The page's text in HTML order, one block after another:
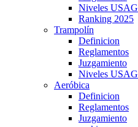
Niveles USAG
Ranking 2025
Trampolín
Definicion
Reglamentos
Juzgamiento
Niveles USAG
Aeróbica
Definicion
Reglamentos
Juzgamiento